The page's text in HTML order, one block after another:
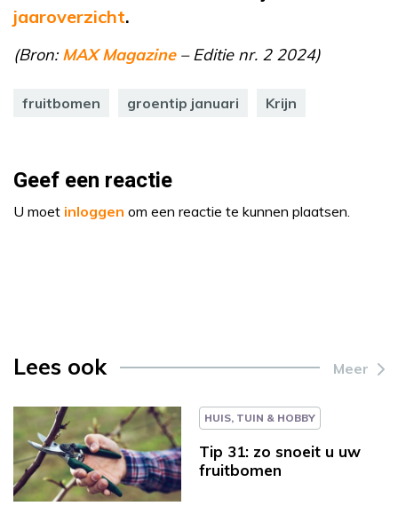
jaaroverzicht.
(Bron:MAX Magazine– Editie nr. 2 2024)
fruitbomen groentip januari Krijn
Geef een reactie
U moet inloggen om een reactie te kunnen plaatsen.
Lees ook Meer
HUIS, TUIN & HOBBY
Tip 31: zo snoeit u uw
fruitbomen